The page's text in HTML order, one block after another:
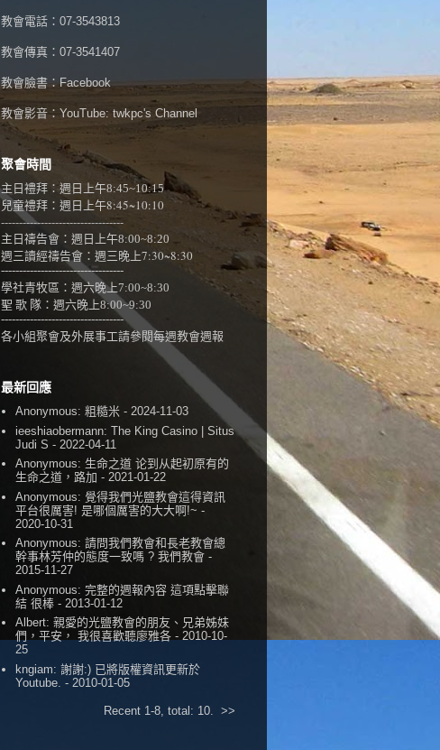
教會電話：07-3543813
教會傳真：07-3541407
教會臉書：Facebook
教會影音：YouTube: twkpc's Channel
聚會時間
主日禮拜：週日上午8:45~10:15
兒童禮拜：週日上午8:45~10:10
----------------------------------
主日禱告會：週日上午8:00~8:20
週三讀經禱告會：週三晚上7:30~8:30
----------------------------------
學社青牧區：週六晚上7:00~8:30
聖 歌 隊： 週六晚上8:00~9:30
----------------------------------
各小組聚會及外展事工請參閱每週教會週報
最新回應
Anonymous:粗糙米 - 2024-11-03
ieeshiaobermann:The King Casino | Situs
Judi S - 2022-04-11
Anonymous: 生命之道 论到从起初原有的
生命之道，路加 - 2021-01-22
Anonymous: 覺得我們光鹽教會這得資訊
平台很厲害! 是哪個厲害的大大啊!~ -
2020-10-31
Anonymous:請問我們教會和長老教會總
幹事林芳仲的態度一致嗎 ? 我們教會 -
2015-11-27
Anonymous:完整的週報內容 這項點擊聯
結 很棒- 2013-01-12
Albert:親愛的光鹽教會的朋友、兄弟姊妹
們，平安， 我很喜歡聽廖雅各 - 2010-10-
25
kngiam:謝謝:) 已將版權資訊更新於
Youtube. - 2010-01-05
Recent 1-8, total: 10. >>